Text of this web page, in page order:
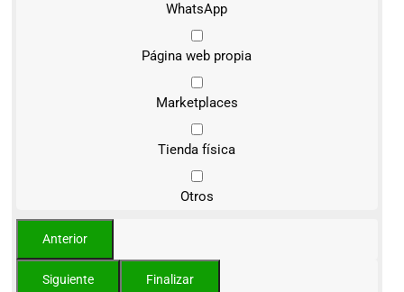
WhatsApp
Página web propia
Marketplaces
Tienda física
Otros